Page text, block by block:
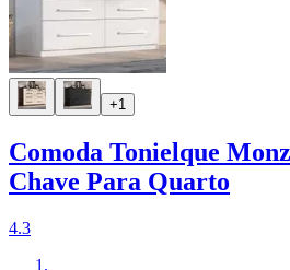
+1
Comoda Tonielque
Chave Para Quarto
4.3